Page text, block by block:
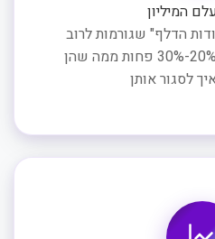
המיליון
הדלף" שגורמות לרוב
קרנות הפנסיה לצבור 20%-30% פחות ממה שהן
לסגור אותן